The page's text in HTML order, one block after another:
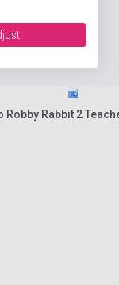
Robby Rabbit 2